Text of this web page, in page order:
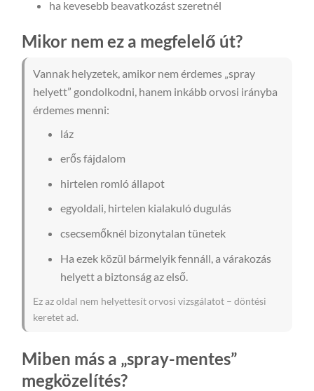
ha kevesebb beavatkozást szeretnél
Mikor nem ez a megfelelő út?
Vannak helyzetek, amikor nem érdemes „spray
helyett” gondolkodni, hanem inkább orvosi irányba
érdemes menni:
láz
erős fájdalom
hirtelen romló állapot
egyoldali, hirtelen kialakuló dugulás
csecsemőknél bizonytalan tünetek
Ha ezek közül bármelyik fennáll, a várakozás
helyett a biztonság az első.
Ez az oldal nem helyettesít orvosi vizsgálatot – döntési
keretet ad.
Miben más a „spray-mentes”
megközelítés?